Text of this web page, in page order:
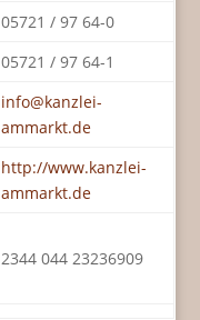
05721 / 97 64-0
05721 / 97 64-1
info@kanzlei-
ammarkt.de
http://www.kanzlei-
ammarkt.de
2344 044 23236909